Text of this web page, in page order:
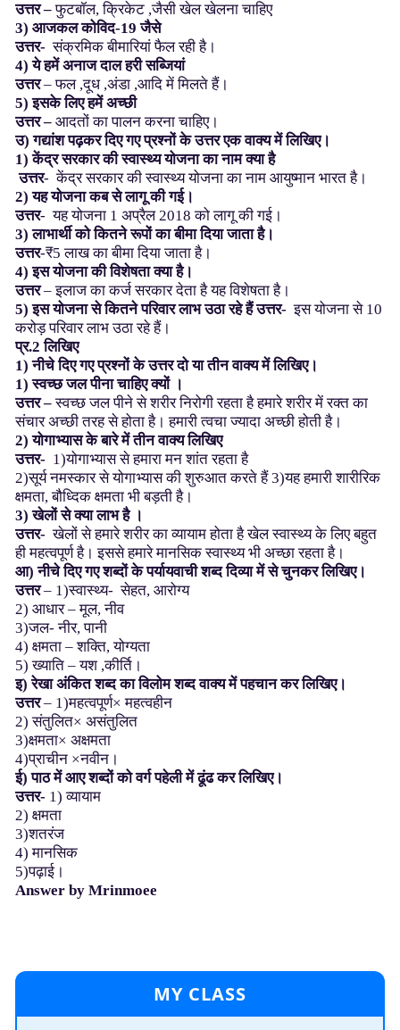
उत्तर –फुटबॉल, क्रिकेट ,जैसी खेल खेलना चाहिए
3) आजकल कोविद-19 जैसे
उत्तर- संक्रमिक बीमारियां फैल रही है।
4) ये हमें अनाज दाल हरी सब्जियां
उत्तर– फल ,दूध ,अंडा ,आदि में मिलते हैं।
5) इसके लिए हमें अच्छी
उत्तर – आदतों का पालन करना चाहिए।
उ) गद्यांश पढ़कर दिए गए प्रश्नों के उत्तर एक वाक्य में लिखिए।
1) केंद्र सरकार की स्वास्थ्य योजना का नाम क्या है
उत्तर- केंद्र सरकार की स्वास्थ्य योजना का नाम आयुष्मान भारत है।
2) यह योजना कब से लागू की गई।
उत्तर- यह योजना 1 अप्रैल 2018 को लागू की गई।
3) लाभार्थी को कितने रूपों का बीमा दिया जाता है।
उत्तर-₹5 लाख का बीमा दिया जाता है।
4) इस योजना की विशेषता क्या है।
उत्तर– इलाज का कर्ज सरकार देता है यह विशेषता है।
5) इस योजना से कितने परिवार लाभ उठा रहे हैं उत्तर- इस योजना से 10
करोड़ परिवार लाभ उठा रहे हैं।
प्र.2लिखिए
1) नीचे दिए गए प्रश्नों के उत्तर दो या तीन वाक्य में लिखिए।
1) स्वच्छ जल पीना चाहिए क्यों ।
उत्तर –स्वच्छ जल पीने से शरीर निरोगी रहता है हमारे शरीर में रक्त का
संचार अच्छी तरह से होता है। हमारी त्वचा ज्यादा अच्छी होती है।
2) योगाभ्यास के बारे में तीन वाक्य लिखिए
उत्तर- 1)योगाभ्यास से हमारा मन शांत रहता है
2)सूर्य नमस्कार से योगाभ्यास की शुरुआत करते हैं 3)यह हमारी शारीरिक
क्षमता, बौध्दिक क्षमता भी बड़ती है।
3) खेलों से क्या लाभ है ।
उत्तर- खेलों से हमारे शरीर का व्यायाम होता है खेल स्वास्थ्य के लिए बहुत
ही महत्वपूर्ण है। इससे हमारे मानसिक स्वास्थ्य भी अच्छा रहता है।
आ) नीचे दिए गए शब्दों के पर्यायवाची शब्द दिव्या में से चुनकर लिखिए।
उत्तर– 1)स्वास्थ्य- सेहत, आरोग्य
2) आधार – मूल, नीव
3)जल- नीर, पानी
4) क्षमता – शक्ति, योग्यता
5) ख्याति – यश ,कीर्ति।
इ)रेखाअंकितशब्दकाविलोमशब्दवाक्यमेंपहचानकरलिखिए।
उत्तर– 1)महत्वपूर्ण× महत्वहीन
2) संतुलित× असंतुलित
3)क्षमता× अक्षमता
4)प्राचीन ×नवीन।
ई)पाठमेंआएशब्दोंकोवर्गपहेलीमेंढूंढकरलिखिए।
उत्तर- 1) व्यायाम
2) क्षमता
3)शतरंज
4) मानसिक
5)पढ़ाई।
Answer by Mrinmoee
MY CLASS